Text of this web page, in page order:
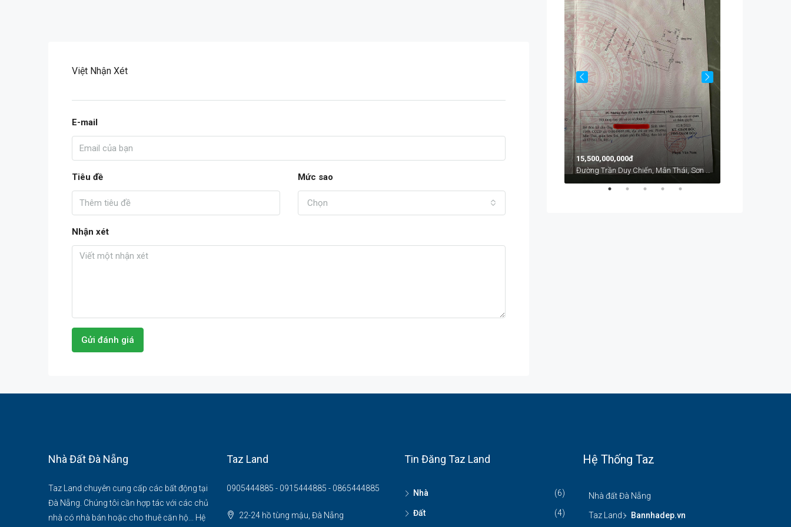
Việt Nhận Xét
E-mail
Tiêu đề Mức sao
Chọn
Nhận xét
Gửi đánh giá
15,500,000,000đ
Nhà Đất Đà Nẵng
Taz Land chuyên cung cấp các bất động tại
Đà Nẵng. Chúng tôi cần hợp tác với các chủ
nhà có nhà bán hoặc cho thuê căn hộ... Hệ
Taz Land
0905444885 - 0915444885 - 0865444885
22-24 hồ tùng mậu, Đà Nẵng
Tin Đăng Taz Land
Nhà (6)
Đất (4)
Hệ Thống Taz
Nhà đất Đà Nẵng
Taz Land - Bannhadep.vn